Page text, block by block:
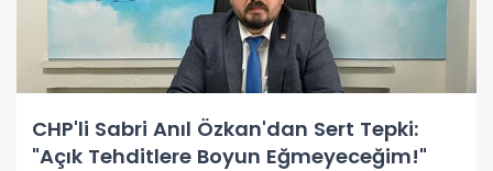
CHP'li Sabri Anıl Özkan'dan Sert Tepki:
"Açık Tehditlere Boyun Eğmeyeceğim!"